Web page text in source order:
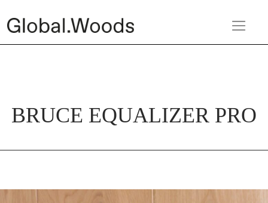
BRUCE EQUALIZER PRO